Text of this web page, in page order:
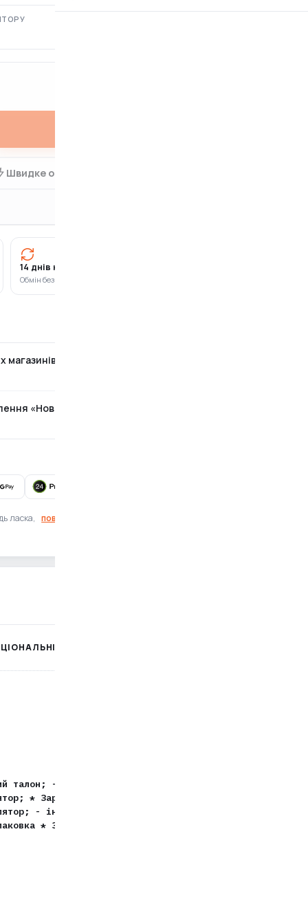
Швидке оформлення в 1 клік
14 днів на повернення
Обмін без зайвих питань
магазинів
«Нова Пошта»
ласка, повідомте нам
ОСОБЛИВОСТІ
талон; - інструкція з експлуатації; - упаковка
* Зарядний пристрій в комплект не входить -
- інструкція з експлуатації; - гарантійний
* Зарядний пристрій в комплект не входить